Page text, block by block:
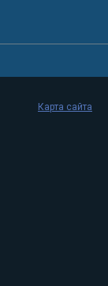
Карта сайта